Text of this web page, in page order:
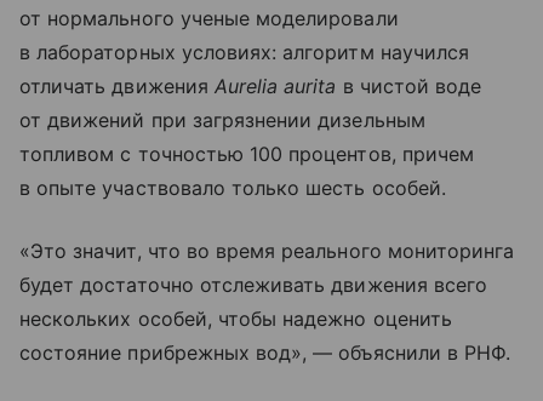
от нормального ученые моделировали
в лабораторных условиях: алгоритм научился
отличать движения Aurelia aurita в чистой воде
от движений при загрязнении дизельным
топливом с точностью 100 процентов, причем
в опыте участвовало только шесть особей.
«Это значит, что во время реального мониторинга
будет достаточно отслеживать движения всего
нескольких особей, чтобы надежно оценить
состояние прибрежных вод», — объяснили в РНФ.